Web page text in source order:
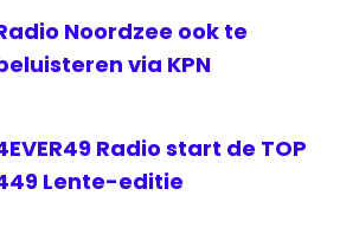
Noordzee ook te
via KPN
Radio start de TOP
Lente-editie